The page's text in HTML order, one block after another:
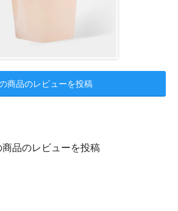
商品のレビューを投稿
商品のレビューを投稿